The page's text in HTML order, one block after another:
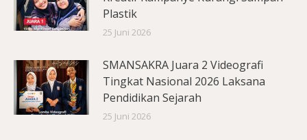
Plastik
25 Juni 2026
SMANSAKRA Juara 2 Videografi
Tingkat Nasional 2026 Laksana
Pendidikan Sejarah
25 Juni 2026